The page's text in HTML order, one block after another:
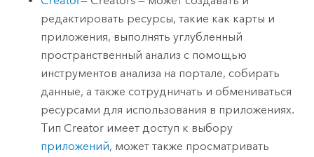
редактировать ресурсы, такие как карты и
приложения, выполнять углубленный
пространственный анализ с помощью
инструментов анализа на портале, собирать
данные, а также сотрудничать и обмениваться
ресурсами для использования в приложениях.
Тип Creator имеет доступ к выбору
приложений, может также просматривать